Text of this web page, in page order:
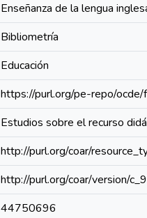
Enseñanza de la lengua
Bibliometría
Educación
https://purl.org/pe-repo/
Estudios sobre el recurso
http://purl.org/coar/
http://purl.org/coar/version/
44750696